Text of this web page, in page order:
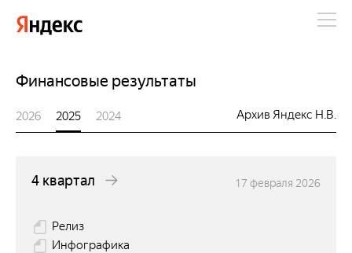
Финансовые результаты
2026 2025 2024 Архив Яндекс Н.В.
4 квартал
Релиз
Инфографика
17 февраля 2026